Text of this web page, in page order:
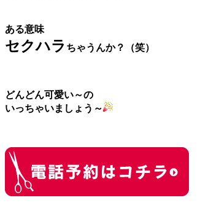
ある意味
セクハラ ちゃうんか？（笑）
どんどん可愛い～の
いっちゃいましょう～